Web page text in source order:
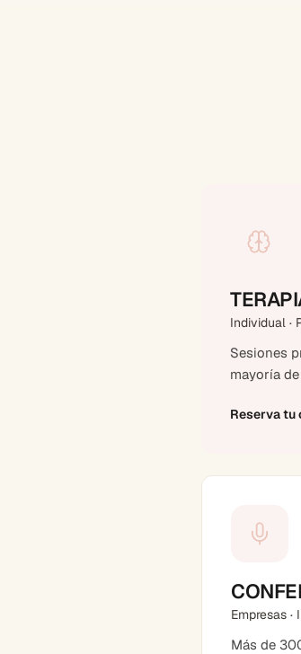
Individual ·
Sesiones
mayoría
Reserva tu
Empresas ·
Más de